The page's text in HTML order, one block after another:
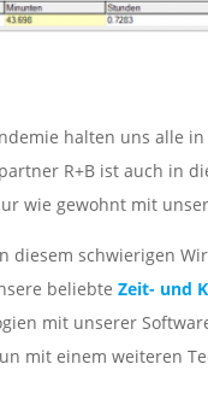
halten uns alle
R+B ist auch in
wie gewohnt mit
diesem schwierigen
beliebteZeit- und
mit unserer
mit einem weiteren